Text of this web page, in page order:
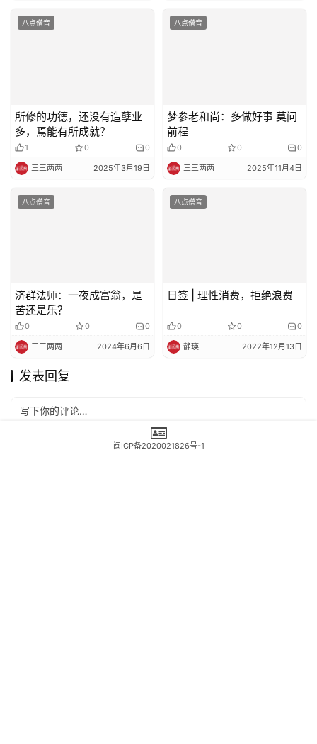
八点僧音
所修的功德，还没有造孽业
多，焉能有所成就？
1 0 0
三三两两 2025年3月19日
八点僧音
梦参老和尚：多做好事 莫问
前程
0 0 0
三三两两 2025年11月4日
八点僧音
济群法师：一夜成富翁，是
苦还是乐？
0 0 0
三三两两 2024年6月6日
八点僧音
日签 | 理性消费，拒绝浪费
0 0 0
静瑛 2022年12月13日
发表回复
闽ICP备2020021826号-1